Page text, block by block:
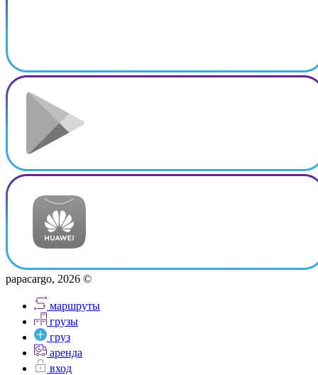
papacargo, 2026 ©
маршруты
грузы
груз
аренда
вход